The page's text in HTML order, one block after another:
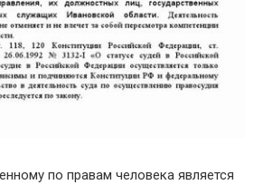
по правам человека является